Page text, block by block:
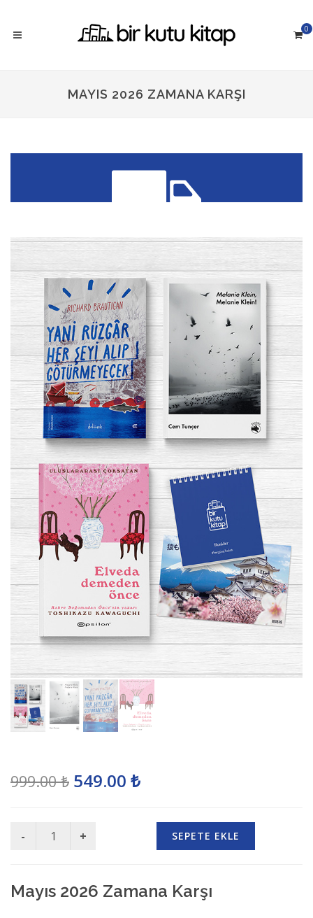
0
MAYIS 2026 ZAMANA KARŞI
300 TL üzeri siparişlerinizde
KARGO ÜCRETSİZ!
999.00 ₺ 549.00 ₺
SEPETE EKLE
Mayıs 2026 Zamana Karşı